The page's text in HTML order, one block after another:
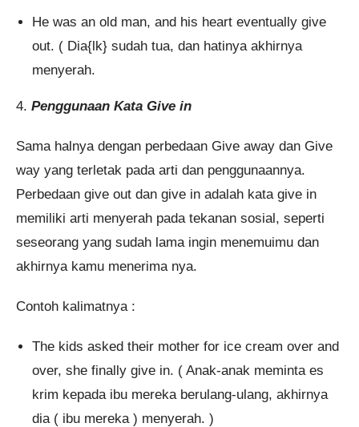
He was an old man, and his heart eventually give
out. ( Dia{lk} sudah tua, dan hatinya akhirnya
menyerah.
4. Penggunaan Kata Give in
Sama halnya dengan perbedaan Give away dan Give
way yang terletak pada arti dan penggunaannya.
Perbedaan give out dan give in adalah kata give in
memiliki arti menyerah pada tekanan sosial, seperti
seseorang yang sudah lama ingin menemuimu dan
akhirnya kamu menerima nya.
Contoh kalimatnya :
The kids asked their mother for ice cream over and
over, she finally give in. ( Anak-anak meminta es
krim kepada ibu mereka berulang-ulang, akhirnya
dia ( ibu mereka ) menyerah. )